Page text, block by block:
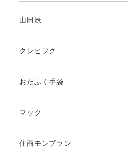
山田辰
クレヒフク
おたふく手袋
マック
住商モンブラン